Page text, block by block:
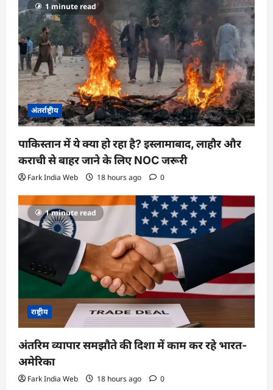
1 minute read
अंतर्राष्ट्रीय
पाकिस्तान में ये क्या हो रहा है? इस्लामाबाद, लाहौर और
कराची से बाहर जाने के लिए NOC जरूरी
Fark India Web 18 hours ago 0
1 minute read
राष्ट्रीय
अंतरिम व्यापार समझौते की दिशा में काम कर रहे भारत-
अमेरिका
Fark India Web 18 hours ago 0